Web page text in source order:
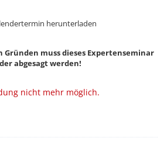
herunterladen
Gründen muss dieses Expertenseminar
abgesagt werden!
nicht mehr möglich.